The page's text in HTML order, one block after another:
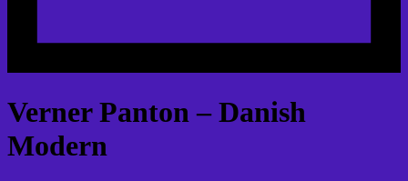
Verner Panton – Danish
Modern